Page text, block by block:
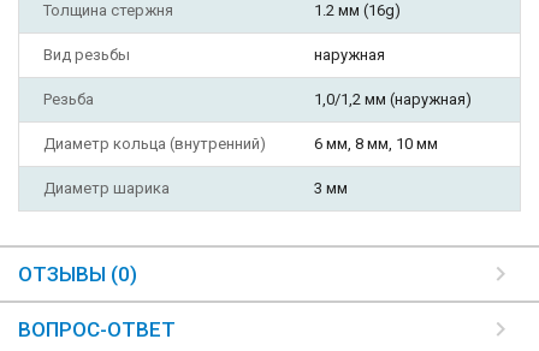
Толщина стержня 1.2 мм (16g)
Вид резьбы наружная
Резьба 1,0/1,2 мм (наружная)
Диаметр кольца (внутренний) 6 мм, 8 мм, 10 мм
Диаметр шарика 3 мм
ОТЗЫВЫ (0)
ВОПРОС-ОТВЕТ